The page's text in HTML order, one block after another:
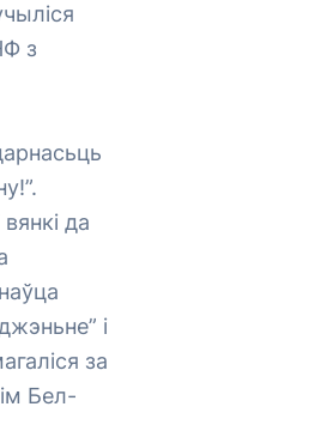
з
да
і
за
Бел-